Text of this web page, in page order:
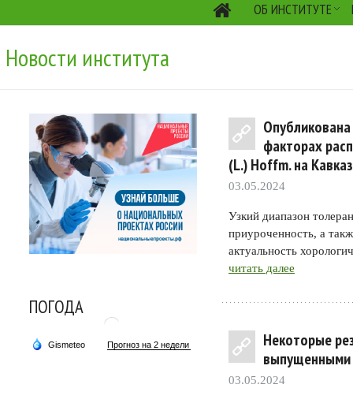
ОБ ИНСТИТУТЕ
Новости института
ПОГОДА
факторах
(L.) Hoffm. на
03.05.2024
Узкий диапазон
приуроченность, а
актуальность
читать далее
Некоторые
выпущенными
03.05.2024